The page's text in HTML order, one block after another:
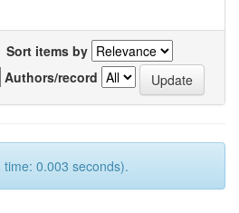
Sort items by
Authors/record
0.003 seconds).